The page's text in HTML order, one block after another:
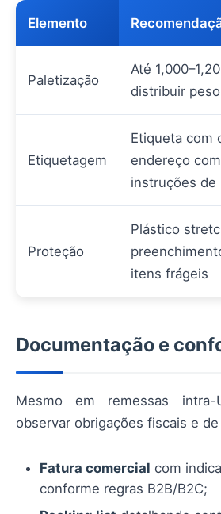
Elemento
Paletização
Até
distribuir
Etiquetagem
Etiqueta com
endereço
instruções de
Proteção
Plástico
itens frágeis
Documentação e
Mesmo em remessas intra-
observar obrigações fiscais e
Fatura comercial com
conforme regras B2B/B2C;